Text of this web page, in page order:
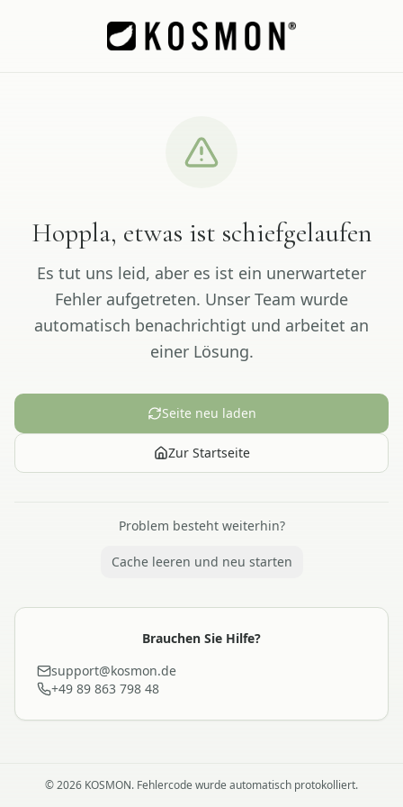
Hoppla, etwas ist schiefgelaufen
Es tut uns leid, aber es ist ein unerwarteter
Fehler aufgetreten. Unser Team wurde
automatisch benachrichtigt und arbeitet an
einer Lösung.
Seite neu laden
Zur Startseite
Problem besteht weiterhin?
Cache leeren und neu starten
Brauchen Sie Hilfe?
support@kosmon.de
+49 89 863 798 48
©2026 KOSMON. Fehlercode wurde automatisch protokolliert.